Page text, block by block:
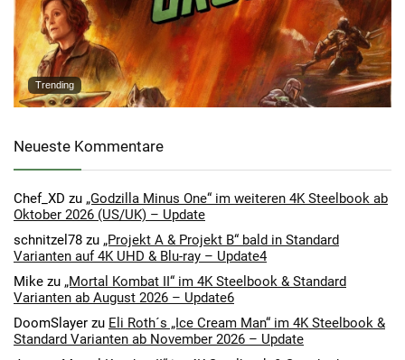
Trending
Neueste Kommentare
Chef_XD zu „Godzilla Minus One“ im weiteren 4K Steelbook ab
Oktober 2026 (US/UK) – Update
schnitzel78 zu „Projekt A & Projekt B“ bald in Standard
Varianten auf 4K UHD & Blu-ray – Update4
Mike zu „Mortal Kombat II“ im 4K Steelbook & Standard
Varianten ab August 2026 – Update6
DoomSlayer zu Eli Roth´s „Ice Cream Man“ im 4K Steelbook &
Standard Varianten ab November 2026 – Update